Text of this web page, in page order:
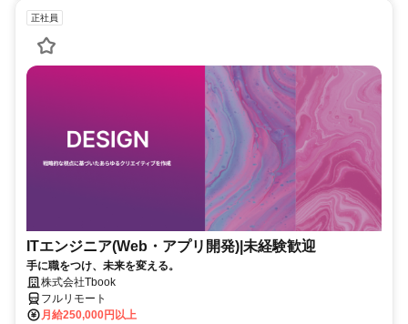
正社員
ITエンジニア(Web・アプリ開発)|未経験歓迎
手に職をつけ、未来を変える。
株式会社Tbook
フルリモート
月給250,000円以上